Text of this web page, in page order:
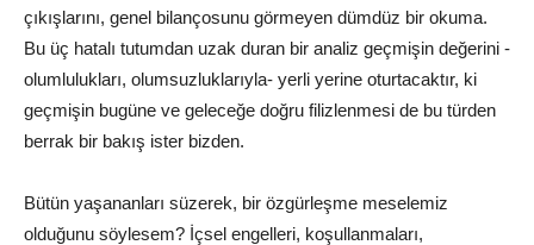
çıkışlarını, genel bilançosunu görmeyen dümdüz bir okuma.
Bu üç hatalı tutumdan uzak duran bir analiz geçmişin değerini -
olumlulukları, olumsuzluklarıyla- yerli yerine oturtacaktır, ki
geçmişin bugüne ve geleceğe doğru filizlenmesi de bu türden
berrak bir bakış ister bizden.
Bütün yaşananları süzerek, bir özgürleşme meselemiz
olduğunu söylesem? İçsel engelleri, koşullanmaları,